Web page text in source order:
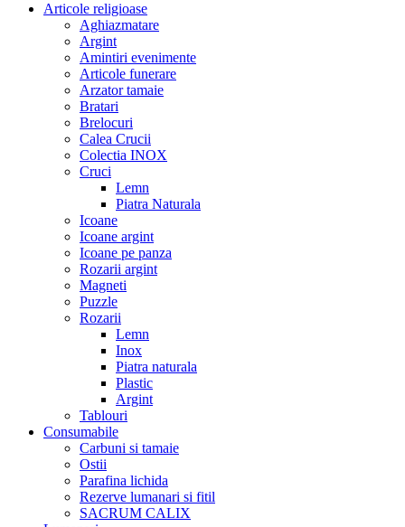
Articole religioase
Aghiazmatare
Argint
Amintiri evenimente
Articole funerare
Arzator tamaie
Bratari
Brelocuri
Calea Crucii
Colectia INOX
Cruci
Lemn
Piatra Naturala
Icoane
Icoane argint
Icoane pe panza
Rozarii argint
Magneti
Puzzle
Rozarii
Lemn
Inox
Piatra naturala
Plastic
Argint
Tablouri
Consumabile
Carbuni si tamaie
Ostii
Parafina lichida
Rezerve lumanari si fitil
SACRUM CALIX